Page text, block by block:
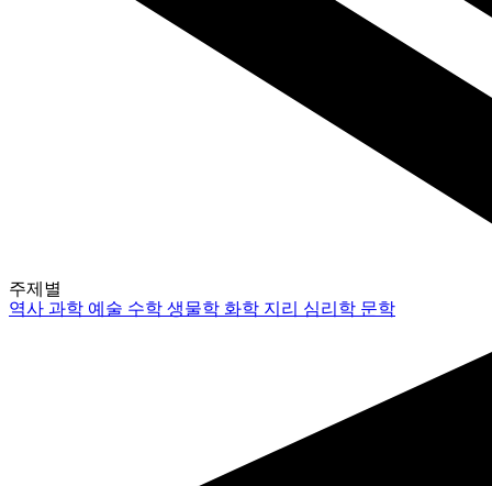
주제별
역사과학 예술 수학생물학 화학 지리 심리학 문학